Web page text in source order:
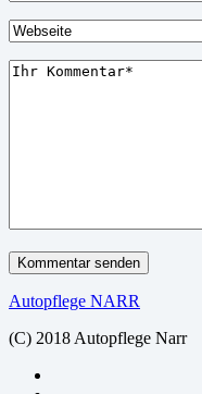
Autopflege NARR
(C) 2018 Autopflege Narr